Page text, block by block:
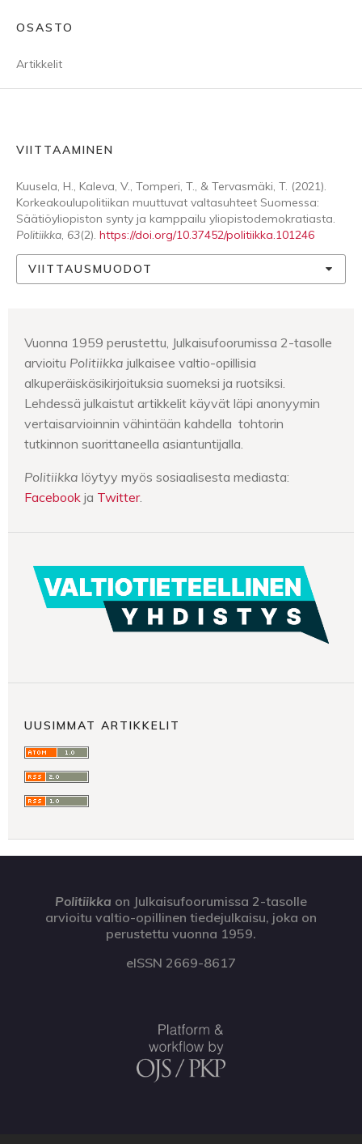
OSASTO
Artikkelit
VIITTAAMINEN
Kuusela, H., Kaleva, V., Tomperi, T., & Tervasmäki, T. (2021).
Korkeakoulupolitiikan muuttuvat valtasuhteet Suomessa:
Säätiöyliopiston synty ja kamppailu yliopistodemokratiasta.
Politiikka, 63(2). https://doi.org/10.37452/politiikka.101246
VIITTAUSMUODOT
Vuonna 1959 perustettu, Julkaisufoorumissa 2-tasolle
arvioitu Politiikka julkaisee valtio-opillisia
alkuperäiskäsikirjoituksia suomeksi ja ruotsiksi.
Lehdessä julkaistut artikkelit käyvät läpi anonyymin
vertaisarvioinnin vähintään kahdella tohtorin
tutkinnon suorittaneella asiantuntijalla.
Politiikka löytyy myös sosiaalisesta mediasta:
Facebook ja Twitter.
UUSIMMAT ARTIKKELIT
Politiikka on Julkaisufoorumissa 2-tasolle
arvioitu valtio-opillinen tiedejulkaisu, joka on
perustettu vuonna 1959.
eISSN 2669-8617